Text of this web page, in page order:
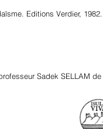
Editions Verdier,
Sadek SELLAM